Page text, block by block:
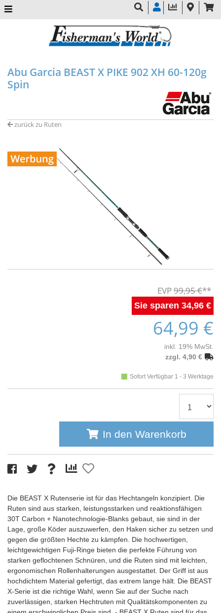
Abu Garcia BEAST X PIKE 902 XH 60-120g
Spin
zurück zu Ruten
99,95 €
34,96 €
64,99 €
inkl. 19% MwSt.
zzgl. 4,90 €
Sofort Verfügbar 1 - 3 Werktage
In den Warenkorb
Die BEAST X Rutenserie ist für das Hechtangeln konzipiert. Die
Ruten sind aus starken, leistungsstarken und reaktionsfähigen
30T Carbon + Nanotechnologie-Blanks gebaut, sie sind in der
Lage, große Köder auszuwerfen, den Haken sicher zu setzen und
gegen die größten Hechte zu kämpfen. Die hochwertigen,
leichtgewichtigen Fuji-Ringe bieten die perfekte Führung von
starken geflochtenen Schnüren, und die Ruten sind mit leichten,
ergonomischen Rollenhalterungen ausgestattet. Der Griff ist aus
hochdichtem Material gefertigt, das extrem lange hält. Die BEAST
X-Serie ist die richtige Wahl, wenn Sie auf der Suche nach
zuverlässigen, starken Hechtruten mit Qualitätskomponenten zu